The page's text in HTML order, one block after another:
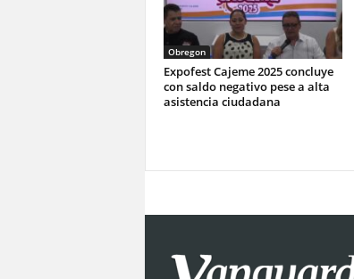
Obregon
Expofest Cajeme 2025 concluye
con saldo negativo pese a alta
asistencia ciudadana